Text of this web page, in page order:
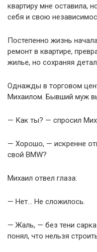
квартиру мне оставила,
себя и свою
Постепенно жизнь
ремонт в квартире,
жилье, но сохраняя
Однажды в торговом
Михаилом. Бывший муж
— Как ты? — спросил
— Хорошо, — искренне
свой BMW?
Михаил отвел глаза:
— Нет… Не сложилось.
— Жаль, — без тени
понял, что нельзя